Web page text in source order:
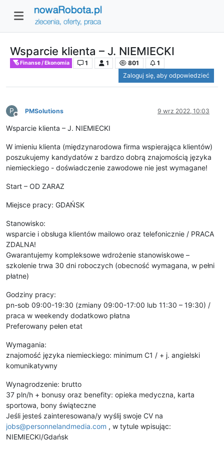
Wsparcie klienta – J. NIEMIECKI
Finanse / Ekonomia 1 1 801
1
Zaloguj się, aby odpowiedzieć
P
Niedostępny
PMSolutions 9 wrz 2022, 10:03
Wsparcie klienta – J. NIEMIECKI
W imieniu klienta (międzynarodowa firma wspierająca klientów)
poszukujemy kandydatów z bardzo dobrą znajomością języka
niemieckiego - doświadczenie zawodowe nie jest wymagane!
Start – OD ZARAZ
Miejsce pracy: GDAŃSK
Stanowisko:
wsparcie i obsługa klientów mailowo oraz telefonicznie / PRACA
ZDALNA!
Gwarantujemy kompleksowe wdrożenie stanowiskowe –
szkolenie trwa 30 dni roboczych (obecność wymagana, w pełni
płatne)
Godziny pracy:
pn-sob 09:00-19:30 (zmiany 09:00-17:00 lub 11:30 – 19:30) /
praca w weekendy dodatkowo płatna
Preferowany pełen etat
Wymagania:
znajomość języka niemieckiego: minimum C1 / + j. angielski
komunikatywny
Wynagrodzenie: brutto
37 pln/h + bonusy oraz benefity: opieka medyczna, karta
sportowa, bony świąteczne
Jeśli jesteś zainteresowana/y wyślij swoje CV na
jobs@personnelandmedia.com , w tytule wpisując:
NIEMIECKI/Gdańsk